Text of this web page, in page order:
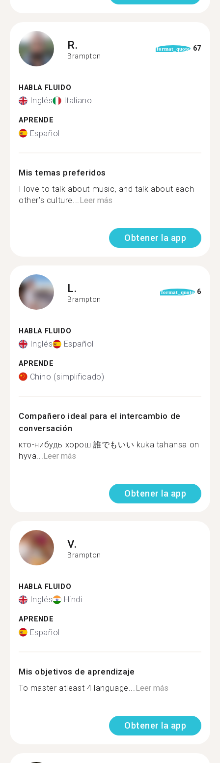
R.
Brampton
format_quote 67
HABLA FLUIDO
Inglés Italiano
APRENDE
Español
Mis temas preferidos
I love to talk about music, and talk about each
other’s culture... Leer más
Obtener la app
L.
Brampton
format_quote 6
HABLA FLUIDO
Inglés Español
APRENDE
Chino (simplificado)
Compañero ideal para el intercambio de
conversación
кто-нибудь хорош 誰でもいい kuka tahansa on
hyvä... Leer más
Obtener la app
V.
Brampton
HABLA FLUIDO
Inglés Hindi
APRENDE
Español
Mis objetivos de aprendizaje
To master atleast 4 language... Leer más
Obtener la app